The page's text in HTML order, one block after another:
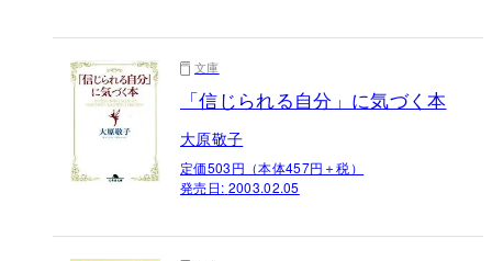
文庫
「信じられる自分」に気づく本
大原敬子
定価503円（本体457円＋税）
発売日: 2003.02.05